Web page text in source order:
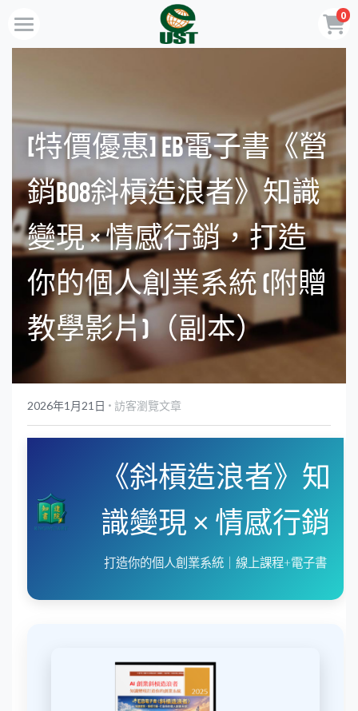
0
Home
最新消息
線上商店
免費會員專區
VIP會員專區
歡迎來電
POWERED BY
[特價優惠] EB電子書《營
銷B08斜槓造浪者》知識
變現 × 情感行銷，打造
你的個人創業系統 (附贈
教學影片)（副本）
2026年1月21日 · 訪客瀏覽文章
《斜槓造浪者》知
識變現 × 情感行銷
打造你的個人創業系統｜線上課程+電子書
×
商品分類